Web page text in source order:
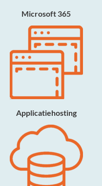
Microsoft 365
Applicatiehosting